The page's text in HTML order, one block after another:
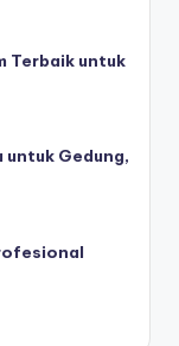
Terbaik untuk
Gedung,